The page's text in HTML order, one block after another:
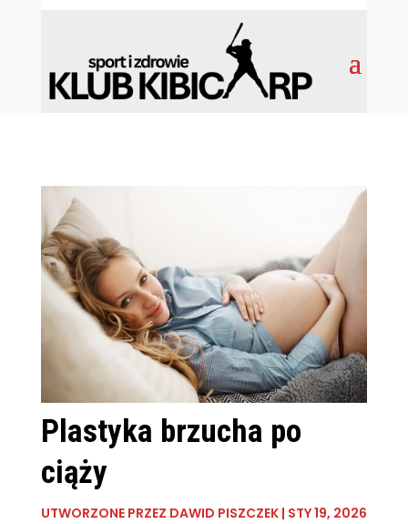
Plastyka brzucha po
ciąży
UTWORZONE PRZEZ DAWID PISZCZEK| STY 19, 2026